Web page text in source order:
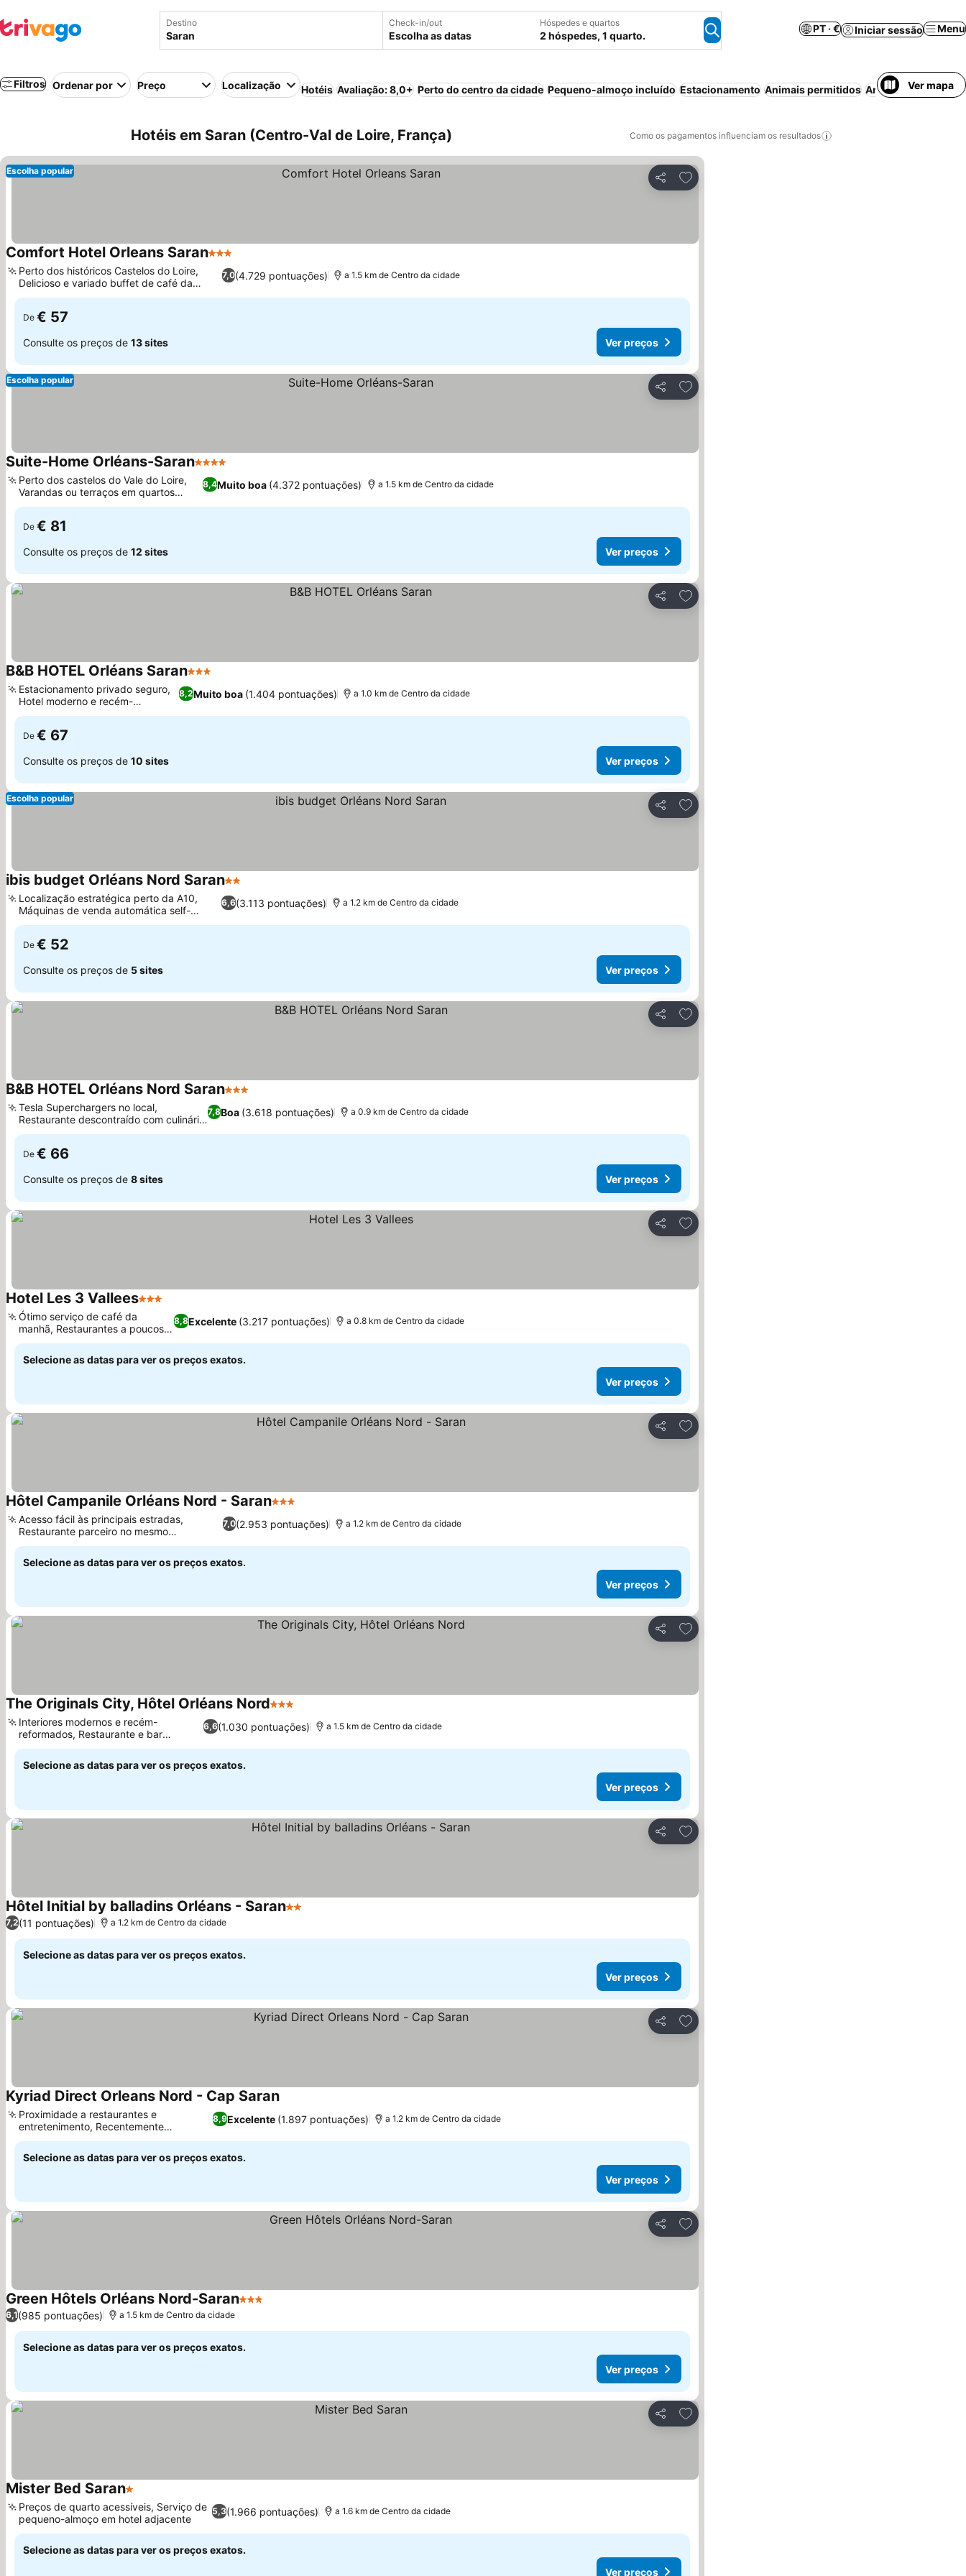
Destino Check-in/out
Escolha as datas
Hóspedes e quartos
2 hóspedes, 1 quarto.
PT · € Iniciar sessão Menu
Filtros Ordenar por Preço Localização Hotéis Avaliação: 8,0+ Perto do centro da cidade Pequeno-almoço incluído Estacionamento Animais permitidos Ar condicionado
Ver mapa
Hotéis em Saran (Centro-Val de Loire, França) Como os pagamentos influenciam os resultados
Partilhar
Adicionar aos favoritos
Escolha popular
Comfort Hotel Orleans Saran3 Estrelas
7,0(4.729 pontuações)
Perto dos históricos Castelos do Loire,
Delicioso e variado buffet de café da
manhã
a 1.5 km de Centro da cidade
De € 57
Consulte os preços de 13 sites Ver preços
Partilhar
Adicionar aos favoritos
Escolha popular
Suite-Home Orléans-Saran4 Estrelas
8,4Muito boa (4.372 pontuações)
Perto dos castelos do Vale do Loire,
Varandas ou terraços em quartos
selecionados
a 1.5 km de Centro da cidade
De € 81
Consulte os preços de 12 sites Ver preços
Partilhar
Adicionar aos favoritos
B&B HOTEL Orléans Saran3 Estrelas
8,2Muito boa (1.404 pontuações)
Estacionamento privado seguro,
Hotel moderno e recém-
construído
a 1.0 km de Centro da cidade
De € 67
Consulte os preços de 10 sites Ver preços
Partilhar
Adicionar aos favoritos
Escolha popular
ibis budget Orléans Nord Saran2 Estrelas
6,6(3.113 pontuações)
Localização estratégica perto da A10,
Máquinas de venda automática self-
service
a 1.2 km de Centro da cidade
De € 52
Consulte os preços de 5 sites Ver preços
Partilhar
Adicionar aos favoritos
B&B HOTEL Orléans Nord Saran3 Estrelas
7,8Boa (3.618 pontuações)
Tesla Superchargers no local,
Restaurante descontraído com culinária
francesa
a 0.9 km de Centro da cidade
De € 66
Consulte os preços de 8 sites Ver preços
Partilhar
Adicionar aos favoritos
Hotel Les 3 Vallees3 Estrelas
8,8Excelente (3.217 pontuações)
Ótimo serviço de café da
manhã, Restaurantes a poucos
passos
a 0.8 km de Centro da cidade
Selecione as datas para ver os preços exatos.
Ver preços
Partilhar
Adicionar aos favoritos
Hôtel Campanile Orléans Nord - Saran3 Estrelas
7,0(2.953 pontuações)
Acesso fácil às principais estradas,
Restaurante parceiro no mesmo
estacionamento
a 1.2 km de Centro da cidade
Selecione as datas para ver os preços exatos.
Ver preços
Partilhar
Adicionar aos favoritos
The Originals City, Hôtel Orléans Nord3 Estrelas
6,6(1.030 pontuações)
Interiores modernos e recém-
reformados, Restaurante e bar
tradicionais
a 1.5 km de Centro da cidade
Selecione as datas para ver os preços exatos.
Ver preços
Partilhar
Adicionar aos favoritos
Hôtel Initial by balladins Orléans - Saran2 Estrelas
7,2(11 pontuações) a 1.2 km de Centro da cidade
Selecione as datas para ver os preços exatos.
Ver preços
Partilhar
Adicionar aos favoritos
Kyriad Direct Orleans Nord - Cap Saran
8,9Excelente (1.897 pontuações)
Proximidade a restaurantes e
entretenimento, Recentemente
renovado, estética moderna
a 1.2 km de Centro da cidade
Selecione as datas para ver os preços exatos.
Ver preços
Partilhar
Adicionar aos favoritos
Green Hôtels Orléans Nord-Saran3 Estrelas
6,1(985 pontuações) a 1.5 km de Centro da cidade
Selecione as datas para ver os preços exatos.
Ver preços
Partilhar
Adicionar aos favoritos
Mister Bed Saran1 Estrelas
5,3(1.966 pontuações)
Preços de quarto acessíveis, Serviço de
pequeno-almoço em hotel adjacente
a 1.6 km de Centro da cidade
Selecione as datas para ver os preços exatos.
Ver preços